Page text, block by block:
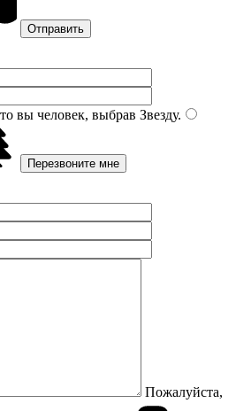
вы человек, выбрав Звезду.
Пожалуйста,